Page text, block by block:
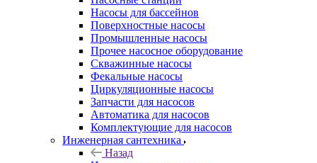
Насосы для бассейнов
Поверхностные насосы
Промышленные насосы
Прочее насосное оборудование
Скважинные насосы
Фекальные насосы
Циркуляционные насосы
Запчасти для насосов
Автоматика для насосов
Комплектующие для насосов
Инженерная сантехника
Назад